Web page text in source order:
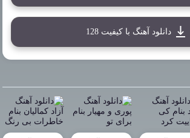
دانلود آهنگ با کیفیت 128